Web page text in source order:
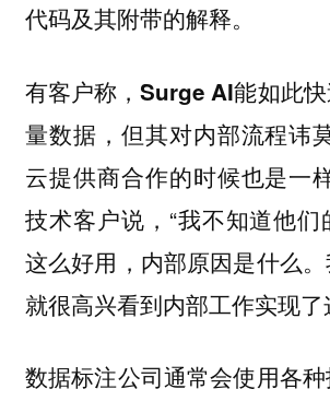
代码及其附带的解释。
有客户称，Surge AI能如此
量数据，但其对内部流程讳
云提供商合作的时候也是一
技术客户说，“我不知道他们
这么好用，内部原因是什么。
就很高兴看到内部工作实现了
数据标注公司通常会使用各